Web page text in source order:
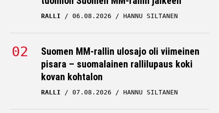
RALLI 06.08.2026 HANNU SILTANEN
Suomen MM-rallin ulosajo oli viimeinen
pisara – suomalainen rallilupaus koki
kovan kohtalon
RALLI 07.08.2026 HANNU SILTANEN